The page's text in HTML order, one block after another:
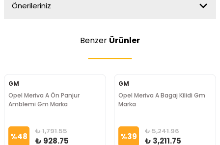
Önerileriniz
Benzer Ürünler
GM
Opel Meriva A Ön Panjur
Amblemi Gm Marka
%48 ₺ 1,791.55
₺ 928.75
GM
Opel Meriva A Bagaj Kilidi Gm
Marka
%39 ₺ 5,241.96
₺ 3,211.75